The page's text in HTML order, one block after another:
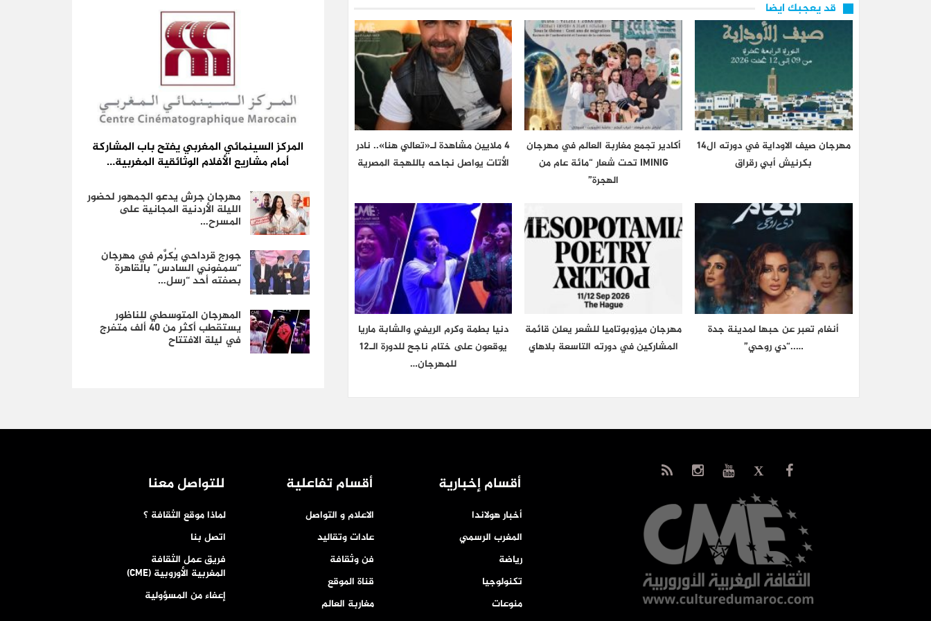
قد يعجبك ايضا
مهرجان صيف الاوداية في دورته ال14
بكرنيش أبي رقراق
أكادير تجمع مغاربة العالم في مهرجان
IMINIG تحت شعار “مائة عام من
الهجرة”
4 ملايين مشاهدة لـ«تعالي هنا».. نادر
الأتات يواصل نجاحه باللهجة المصرية
أنغام تعبر عن حبها لمدينة جدة
…..“دي روحي”
مهرجان ميزوبوتاميا للشعر يعلن قائمة
المشاركين في دورته التاسعة بلاهاي
دنيا بطمة وكرم الريفي والشابة ماريا
يوقعون على ختام ناجح للدورة الـ12
للمهرجان…
المركز السينمائي المغربي يفتح باب المشاركة
أمام مشاريع الأفلام الوثائقية المغربية…
مهرجان جرش يدعو الجمهور لحضور
الليلة الأردنية المجانية على
المسرح…
جورج قرداحي يُكرَّم في مهرجان
“سمفوني السادس” بالقاهرة
بصفته أحد “رسل…
المهرجان المتوسطي للناظور
يستقطب أكثر من 40 ألف متفرج
في ليلة الافتتاح
أقسام إخبارية
أخبار هولاندا
المغرب الرسمي
رياضة
تكنولوجيا
منوعات
أقسام تفاعلية
الاعلام و التواصل
عادات وتقاليد
فن وثقافة
قناة الموقع
مغاربة العالم
للتواصل معنا
لماذا موقع الثقافة ؟
اتصل بنا
فريق عمل الثقافة
المغربية الأوروبية (CME)
إعفاء من المسؤولية